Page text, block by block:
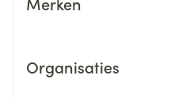
Organisaties